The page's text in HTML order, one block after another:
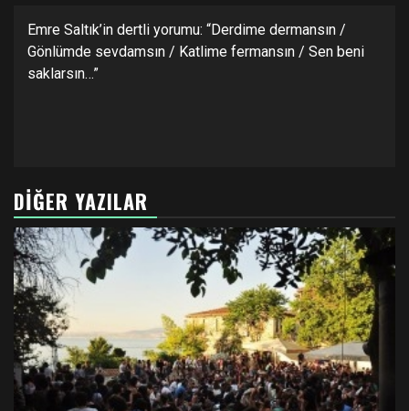
Emre Saltık’in dertli yorumu: “Derdime dermansın /
Gönlümde sevdamsın / Katlime fermansın / Sen beni
saklarsın…”
DIĞER YAZILAR